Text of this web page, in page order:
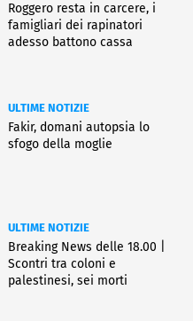
Roggero resta in carcere, i
famigliari dei rapinatori
adesso battono cassa
ULTIME NOTIZIE
Fakir, domani autopsia lo
sfogo della moglie
ULTIME NOTIZIE
Breaking News delle 18.00 |
Scontri tra coloni e
palestinesi, sei morti